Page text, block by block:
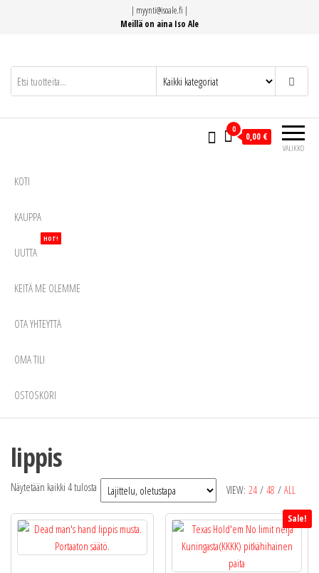
| myynti@isoale.fi |
Meillä on aina Iso Ale
VALIKKO
0
0,00 €
KOTI
KAUPPA
UUTTA
HOT!
KEITÄ ME OLEMME
OTA YHTEYTTÄ
OMA TILI
OSTOSKORI
lippis
VIEW: 24 / 48 / ALL
Näytetään kaikki 4 tulosta
Sale!